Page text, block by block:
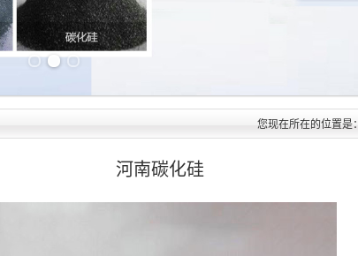
Previous slide Next slide
您现在所在的位置是：
河南碳化硅